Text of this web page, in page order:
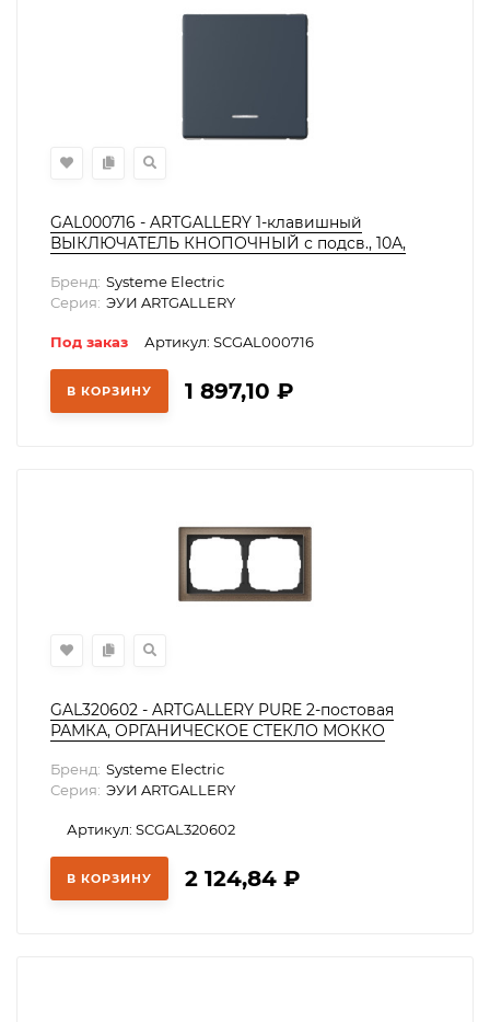
GAL000716 - ARTGALLERY 1-клавишный
ВЫКЛЮЧАТЕЛЬ КНОПОЧНЫЙ с подсв., 10А,
Бренд: Systeme Electric
Серия: ЭУИ ARTGALLERY
Под заказ Артикул: SCGAL000716
В КОРЗИНУ 1 897,10 ₽
GAL320602 - ARTGALLERY PURE 2-постовая
РАМКА, ОРГАНИЧЕСКОЕ СТЕКЛО МОККО
Бренд: Systeme Electric
Серия: ЭУИ ARTGALLERY
Артикул: SCGAL320602
В КОРЗИНУ 2 124,84 ₽